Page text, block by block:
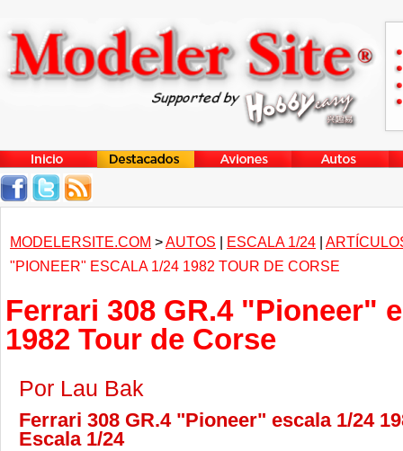
MODELERSITE.COM >AUTOS | ESCALA 1/24 |
"PIONEER" ESCALA 1/24 1982 TOUR DE CORSE
Ferrari 308 GR.4 "Pioneer"
1982 Tour de Corse
Por Lau Bak
Ferrari 308 GR.4 "Pioneer" escala 1/24
Escala 1/24